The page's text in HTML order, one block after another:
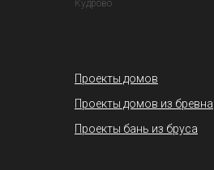
Кудрово
Проекты домов
Проекты домов из бревна
Проекты бань из бруса